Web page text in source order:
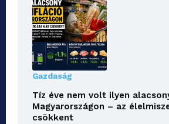
Gazdaság
Tíz éve nem volt ilyen
Magyarországon – az
csökkent